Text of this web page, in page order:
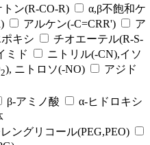
トン(R-CO-R)
α,β不飽和ケ
アルケン(-C=CRR')
ア
キシ
チオエーテル(R-S-
ミド
ニトリル(-CN),イソ
2), ニトロソ(-NO)
アジド
β-アミノ酸
α-ヒドロキシ
ングリコール(PEG,PEO)